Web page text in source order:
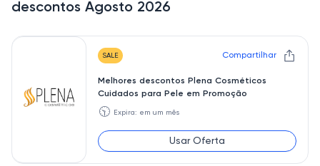
descontos Agosto 2026
SALE Compartilhar
Melhores descontos Plena Cosméticos
Cuidados para Pele em Promoção
🕥 Expira: em um mês
Usar Oferta